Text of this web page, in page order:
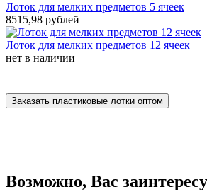
Лоток для мелких предметов 5 ячеек
8515,98 рублей
Лоток для мелких предметов 12 ячеек
нет в наличии
Заказать пластиковые лотки оптом
Возможно, Вас